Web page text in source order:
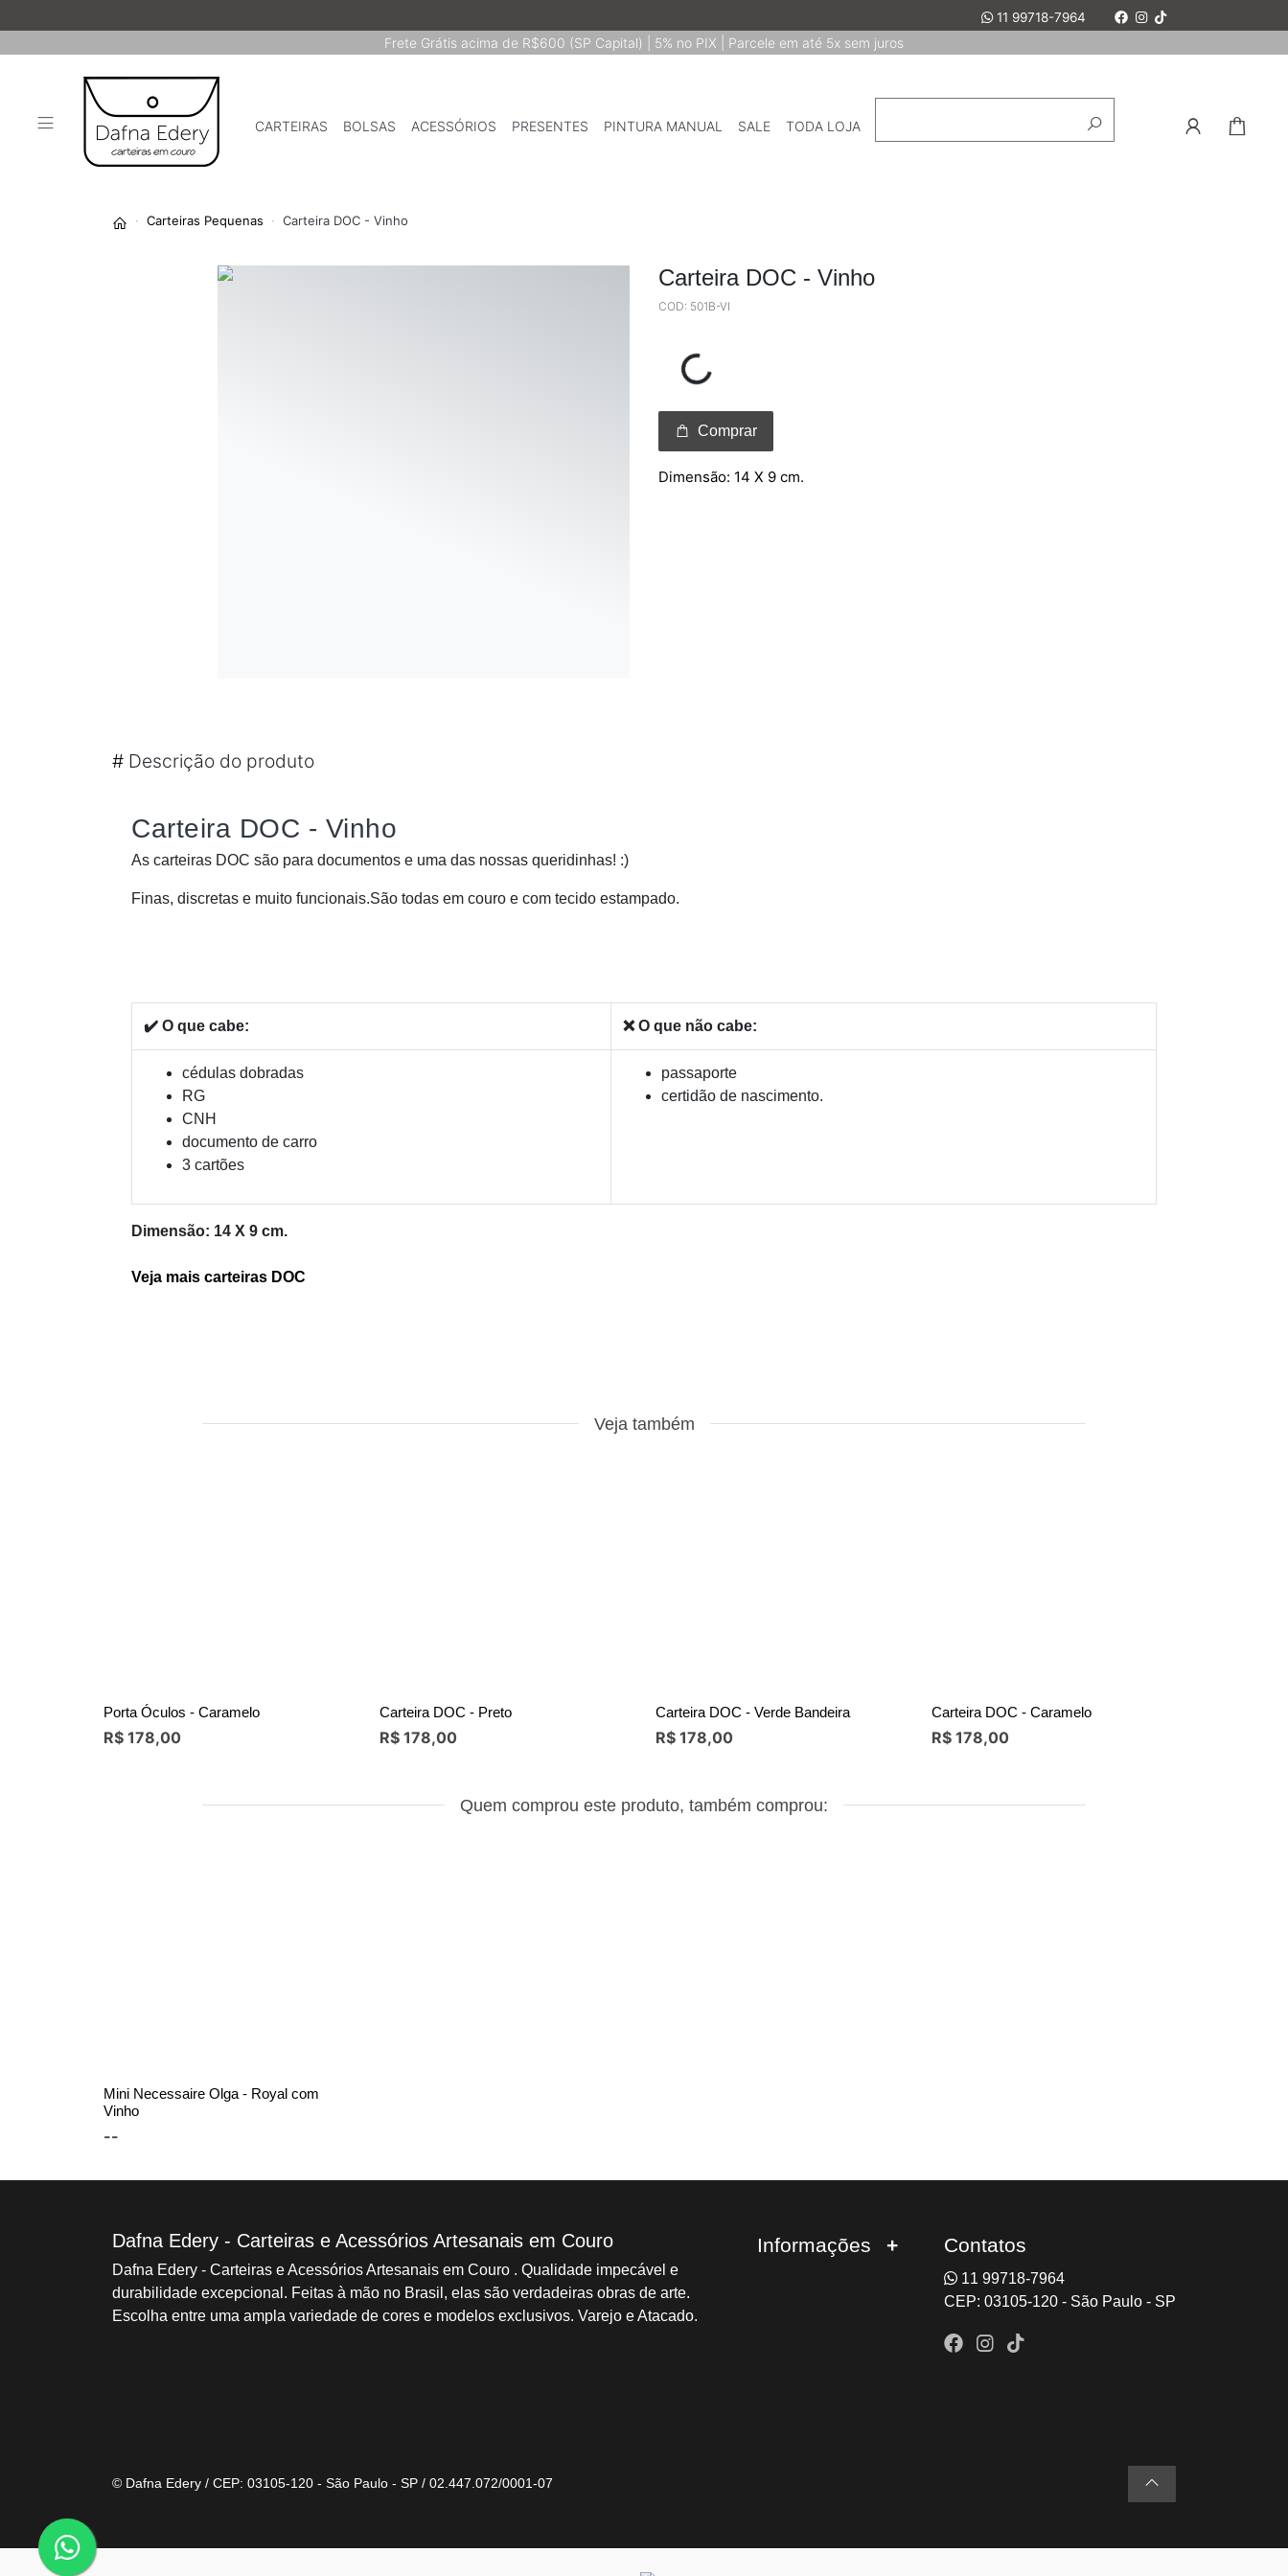
Frete Grátis acima de R$600 (SP Capital) | 5% no PIX | Parcele em até 5x sem juros
11 99718-7964
CARTEIRAS BOLSAS ACESSÓRIOS PRESENTES PINTURA MANUAL SALE TODA LOJA
Carteiras Pequenas Carteira DOC - Vinho
Carteira DOC - Vinho
COD: 501B-VI
Loading...
Comprar
Dimensão: 14 X 9 cm.
# Descrição do produto
Carteira DOC - Vinho
As carteiras DOC são para documentos e uma das nossas queridinhas! :)
Finas, discretas e muito funcionais.São todas em couro e com tecido estampado.
✔️ O que cabe: ❌ O que não cabe:
cédulas dobradas
RG
CNH
documento de carro
3 cartões
passaporte
certidão de nascimento.
Dimensão: 14 X 9 cm.
Veja mais carteiras DOC
Veja também
Porta Óculos - Caramelo
R$ 178,00
Carteira DOC - Preto
R$ 178,00
Carteira DOC - Verde Bandeira
R$ 178,00
Carteira DOC - Caramelo
R$ 178,00
Quem comprou este produto, também comprou:
Mini Necessaire Olga - Royal com
Vinho
--
Contatos
11 99718-7964
CEP: 03105-120 - São Paulo - SP
Informações
Dafna Edery - Carteiras e Acessórios Artesanais em Couro
Dafna Edery - Carteiras e Acessórios Artesanais em Couro . Qualidade impecável e
durabilidade excepcional. Feitas à mão no Brasil, elas são verdadeiras obras de arte.
Escolha entre uma ampla variedade de cores e modelos exclusivos. Varejo e Atacado.
© Dafna Edery / CEP: 03105-120 - São Paulo - SP / 02.447.072/0001-07